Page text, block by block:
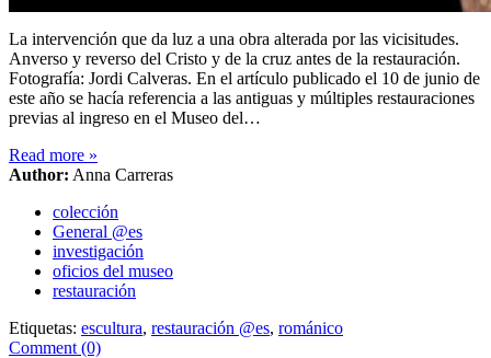
La intervención que da luz a una obra alterada por las vicisitudes.
Anverso y reverso del Cristo y de la cruz antes de la restauración.
Fotografía: Jordi Calveras. En el artículo publicado el 10 de junio de
este año se hacía referencia a las antiguas y múltiples restauraciones
previas al ingreso en el Museo del…
Read more »
Author: Anna Carreras
colección
General @es
investigación
oficios del museo
restauración
Etiquetas: escultura, restauración @es, románico
Comment (0)